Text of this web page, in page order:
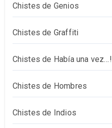
Chistes de Genios
Chistes de Graffiti
Chistes de Había una vez…!
Chistes de Hombres
Chistes de Indios